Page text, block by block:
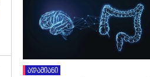
ადამიანი